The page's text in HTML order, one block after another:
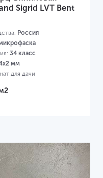
Sigrid LVT Bent
Россия
34 класс
мм
для дачи